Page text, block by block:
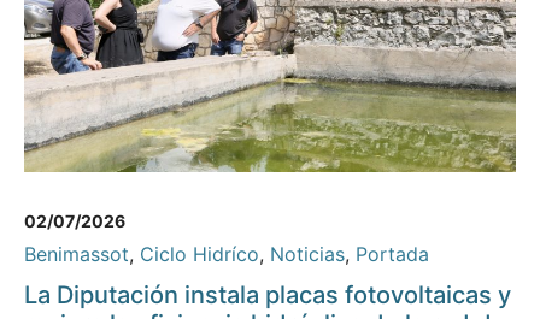
02/07/2026
Benimassot, Ciclo Hidríco, Noticias, Portada
La Diputación instala placas fotovoltaicas y